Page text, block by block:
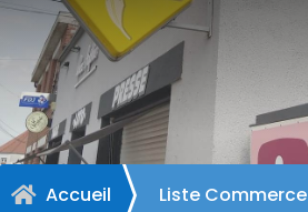
 Accueil Liste Commerce